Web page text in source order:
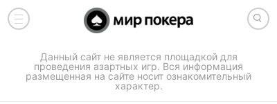
Данный сайт не является площадкой для
проведения азартных игр. Вся информация
размещенная на сайте носит ознакомительный
характер.